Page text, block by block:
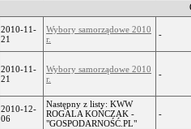
2010-11-
21
Wybory samorządowe 2010
r.
-
2010-11-
21
Wybory samorządowe 2010
r.
-
2010-12-
06
Następny z listy: KWW
ROGALA KOŃCZAK -
"GOSPODARNOŚĆ.PL"
-